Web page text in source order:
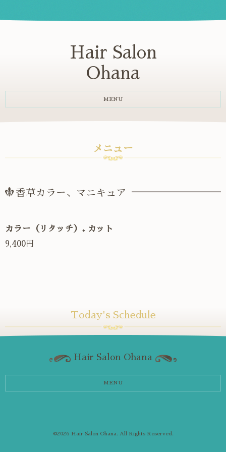
Hair Salon
Ohana
MENU
メニュー
香草カラー、マニキュア
カラー（リタッチ）₊ カット
9,400円
Today's Schedule
Hair Salon Ohana
MENU
©2026 Hair Salon Ohana . All Rights Reserved.